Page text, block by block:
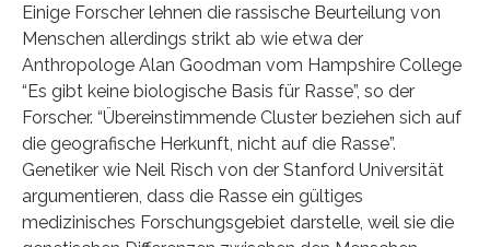
Einige Forscher lehnen die rassische Beurteilung von
Menschen allerdings strikt ab wie etwa der
Anthropologe Alan Goodman vom Hampshire College
“Es gibt keine biologische Basis für Rasse”, so der
Forscher. “Übereinstimmende Cluster beziehen sich auf
die geografische Herkunft, nicht auf die Rasse”.
Genetiker wie Neil Risch von der Stanford Universität
argumentieren, dass die Rasse ein gültiges
medizinisches Forschungsgebiet darstelle, weil sie die